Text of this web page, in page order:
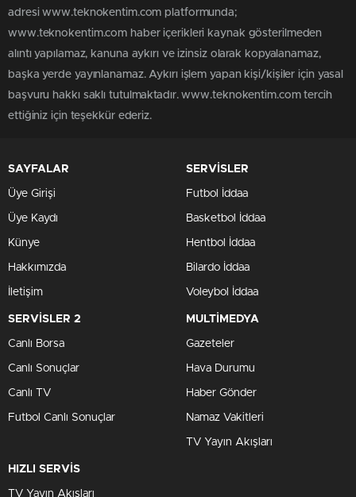
adresi www.teknokentim.com platformunda;
www.teknokentim.com haber içerikleri kaynak gösterilmeden
alıntı yapılamaz, kanuna aykırı ve izinsiz olarak kopyalanamaz,
başka yerde yayınlanamaz. Aykırı işlem yapan kişi/kişiler için yasal
başvuru hakkı saklı tutulmaktadır. www.teknokentim.com tercih
ettiğiniz için teşekkür ederiz.
SAYFALAR
Üye Girişi
Üye Kaydı
Künye
Hakkımızda
İletişim
SERVİSLER
Futbol İddaa
Basketbol İddaa
Hentbol İddaa
Bilardo İddaa
Voleybol İddaa
SERVİSLER 2
Canlı Borsa
Canlı Sonuçlar
Canlı TV
Futbol Canlı Sonuçlar
MULTİMEDYA
Gazeteler
Hava Durumu
Haber Gönder
Namaz Vakitleri
TV Yayın Akışları
HIZLI SERVİS
TV Yayın Akışları